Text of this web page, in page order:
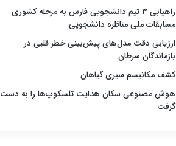
راهیابی ۳ تیم دانشجویی فارس به مرحله کشوری
مسابقات ملی مناظره دانشجویی
ارزیابی دقت مدل‌های پیش‌بینی خطر قلبی در
بازماندگان سرطان
کشف مکانیسم سیری گیاهان
هوش مصنوعی سکان هدایت تلسکوپ‌ها را به دست
گرفت